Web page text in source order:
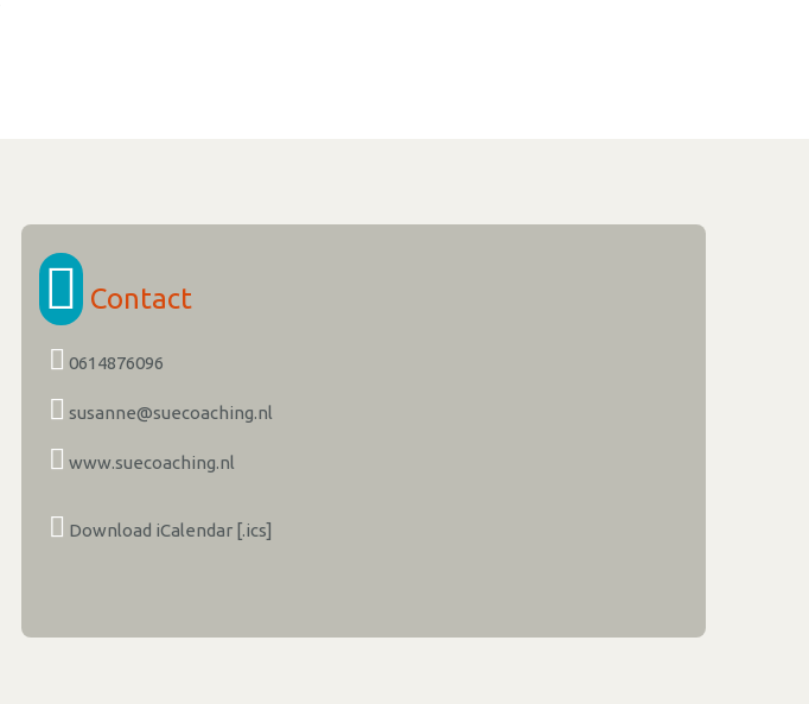
Contact
0614876096
susanne@suecoaching.nl
www.suecoaching.nl
Download iCalendar [.ics]